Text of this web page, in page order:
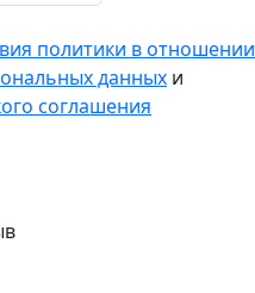
политики в отношении
данных и
соглашения